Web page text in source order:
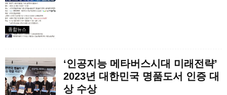
종합뉴스
‘인공지능 메타버스시대 미래전략’
2023년 대한민국 명품도서 인증 대
상 수상